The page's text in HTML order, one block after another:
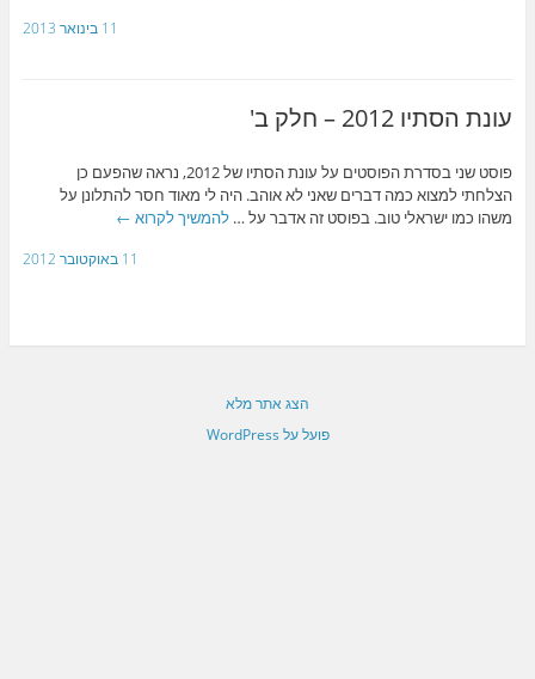
11 בינואר 2013
עונת הסתיו 2012 – חלק ב'
פוסט שני בסדרת הפוסטים על עונת הסתיו של 2012, נראה שהפעם כן
הצלחתי למצוא כמה דברים שאני לא אוהב. היה לי מאוד חסר להתלונן על
משהו כמו ישראלי טוב. בפוסט זה אדבר על … להמשיך לקרוא ←
11 באוקטובר 2012
הצג אתר מלא
פועל על WordPress